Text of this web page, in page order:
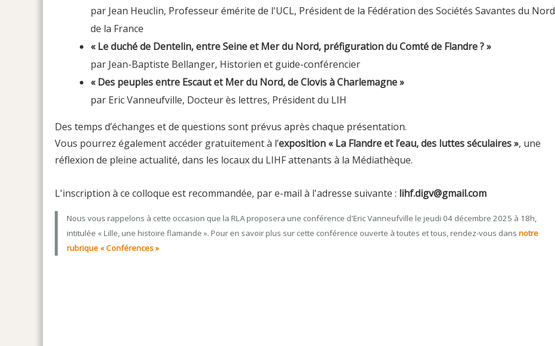
par Jean Heuclin, Professeur émérite de l'UCL, Président de la Fédération des Sociétés Savantes du Nord
de la France
« Le duché de Dentelin, entre Seine et Mer du Nord, préfiguration du Comté de Flandre ? »
par Jean-Baptiste Bellanger, Historien et guide-conférencier
« Des peuples entre Escaut et Mer du Nord, de Clovis à Charlemagne »
par Eric Vanneufville, Docteur ès lettres, Président du LIH
Des temps d’échanges et de questions sont prévus après chaque présentation.
Vous pourrez également accéder gratuitement à l’exposition « La Flandre et l’eau, des luttes séculaires », une
réflexion de pleine actualité, dans les locaux du LIHF attenants à la Médiathèque.
L'inscription à ce colloque est recommandée, par e-mail à l'adresse suivante : lihf.digv@gmail.com
Nous vous rappelons à cette occasion que la RLA proposera une conférence d'Eric Vanneufville le jeudi 04 décembre 2025 à 18h,
intitulée « Lille, une histoire flamande ». Pour en savoir plus sur cette conférence ouverte à toutes et tous, rendez-vous dans notre
rubrique « Conférences »